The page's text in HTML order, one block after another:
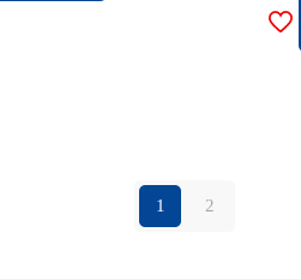
1 2